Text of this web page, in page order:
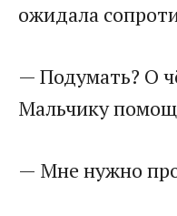
ожидала
— Подумать? О
Мальчику
— Мне нужно